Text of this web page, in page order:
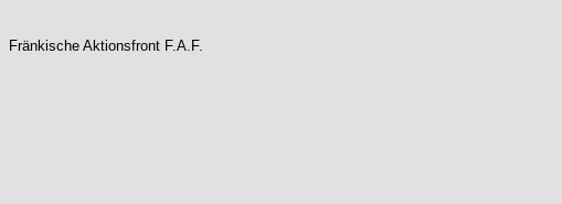
Fränkische Aktionsfront F.A.F.